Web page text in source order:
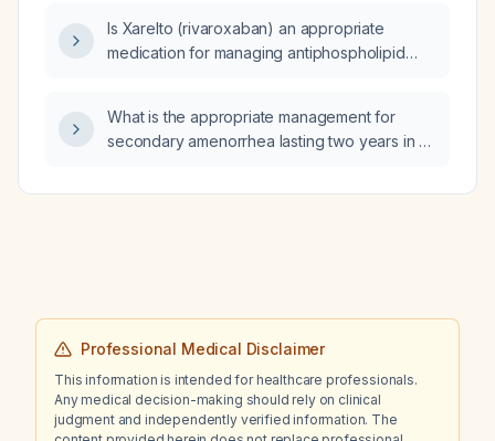
Is Xarelto (rivaroxaban) an appropriate
medication for managing antiphospholipid
What is the appropriate management for
secondary amenorrhea lasting two years in a
loss?
Professional Medical Disclaimer
This information is intended for healthcare professionals.
Any medical decision-making should rely on clinical
judgment and independently verified information. The